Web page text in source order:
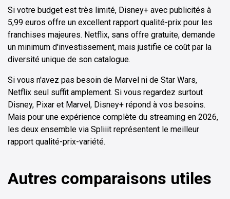
Si votre budget est très limité, Disney+ avec publicités à
5,99 euros offre un excellent rapport qualité-prix pour les
franchises majeures. Netflix, sans offre gratuite, demande
un minimum d'investissement, mais justifie ce coût par la
diversité unique de son catalogue.
Si vous n'avez pas besoin de Marvel ni de Star Wars,
Netflix seul suffit amplement. Si vous regardez surtout
Disney, Pixar et Marvel, Disney+ répond à vos besoins.
Mais pour une expérience complète du streaming en 2026,
les deux ensemble via Spliiit représentent le meilleur
rapport qualité-prix-variété.
Autres comparaisons utiles